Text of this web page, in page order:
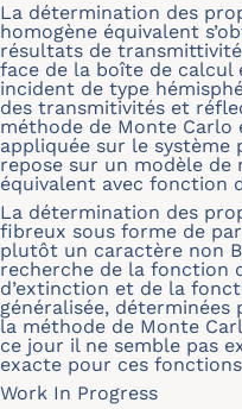
La détermination des
homogène équivalent
résultats de
face de la boîte de calcul
incident de type
des transmitivités et
méthode de Monte
appliquée sur le système
repose sur un modèle
équivalent avec fonction
La détermination des
fibreux sous forme de
plutôt un caractère non
recherche de la fonction
d’extinction et de la
généralisée, déterminées
la méthode de Monte
ce jour il ne semble pas
exacte pour ces
Work In Progress